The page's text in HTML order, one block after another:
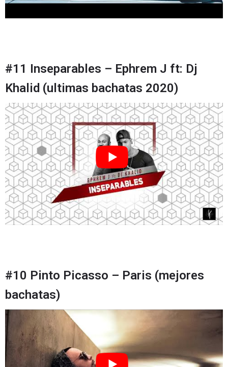
#11 Inseparables – Ephrem J ft: Dj
Khalid (ultimas bachatas 2020)
#10 Pinto Picasso – Paris (mejores
bachatas)